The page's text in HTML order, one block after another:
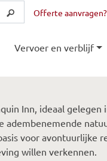
Offerte aanvragen?
Vervoer en verblijf
Inn, ideaal gelegen
voor avontuurlijke
willen verkennen.